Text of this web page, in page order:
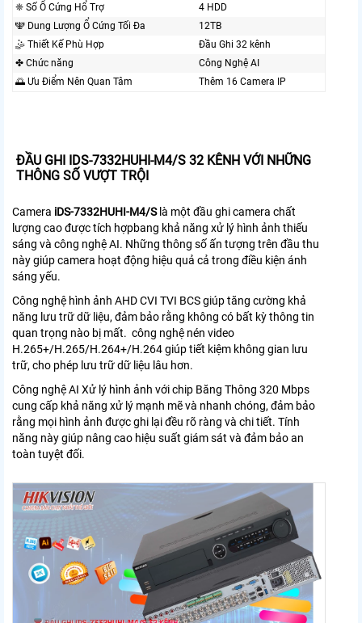
❈ Số Ổ Cứng Hổ Trợ
4 HDD
🕎 Dung Lượng Ổ Cứng Tối Đa
12TB
🤹 Thiết Kế Phù Hợp
Đầu Ghi 32 kênh
✤ Chức năng
Công Nghệ AI
🌅 Ưu Điểm Nên Quan Tâm
Thêm 16 Camera IP
ĐẦU GHI IDS-7332HUHI-M4/S 32 KÊNH VỚI NHỮNG
THÔNG SỐ VƯỢT TRỘI
Camera iDS-7332HUHI-M4/Slà một đầu ghi camera chất
lượng cao được tích hợpbang khả năng xử lý hình ảnh thiếu
sáng và công nghệ AI. Những thông số ấn tượng trên đầu thu
này giúp camera hoạt động hiệu quả cả trong điều kiện ánh
sáng yếu.
Công nghệ hình ảnh AHD CVI TVI BCS giúp tăng cường khả
năng lưu trữ dữ liệu, đảm bảo rằng không có bất kỳ thông tin
quan trọng nào bị mất. công nghệ nén video
H.265+/H.265/H.264+/H.264 giúp tiết kiệm không gian lưu
trữ, cho phép lưu trữ dữ liệu lâu hơn.
Công nghệ AI Xử lý hình ảnh với chip Băng Thông 320 Mbps
cung cấp khả năng xử lý mạnh mẽ và nhanh chóng, đảm bảo
rằng mọi hình ảnh được ghi lại đều rõ ràng và chi tiết. Tính
năng này giúp nâng cao hiệu suất giám sát và đảm bảo an
toàn tuyệt đối.